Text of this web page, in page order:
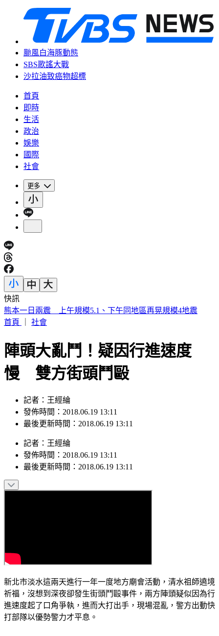
颱風白海豚動態
SBS歌謠大戰
沙拉油致癌物超標
首頁
即時
生活
政治
娛樂
國際
社會
更多
快訊
出庭遲到20分鐘 「晚安小雞」闖民宅直播認罪：想重新做人
首頁
社會
陣頭大亂鬥！疑因行進速度
慢 雙方街頭鬥毆
記者：王經綸
發佈時間：2018.06.19 13:11
最後更新時間：2018.06.19 13:11
記者 ： 王經綸
發佈時間： 2018.06.19 13:11
最後更新時間： 2018.06.19 13:11
新北市淡水這兩天進行一年一度地方廟會活動，清水祖師遶境
祈福，沒想到深夜卻發生街頭鬥毆事件，兩方陣頭疑似因為行
進速度起了口角爭執，進而大打出手，現場混亂，警方出動快
打部隊以優勢警力才平息。